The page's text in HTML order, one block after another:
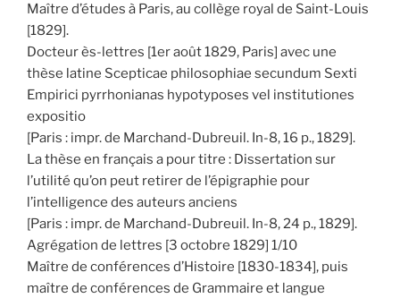
Maître d’études à Paris, au collège royal de Saint-Louis
[1829].
Docteur ès-lettres [1er août 1829, Paris] avec une
thèse latine Scepticae philosophiae secundum Sexti
Empirici pyrrhonianas hypotyposes vel institutiones
expositio
[Paris : impr. de Marchand-Dubreuil. In-8, 16 p., 1829].
La thèse en français a pour titre : Dissertation sur
l’utilité qu’on peut retirer de l’épigraphie pour
l’intelligence des auteurs anciens
[Paris : impr. de Marchand-Dubreuil. In-8, 24 p., 1829].
Agrégation de lettres [3 octobre 1829] 1/10
Maître de conférences d’Histoire [1830-1834], puis
maître de conférences de Grammaire et langue